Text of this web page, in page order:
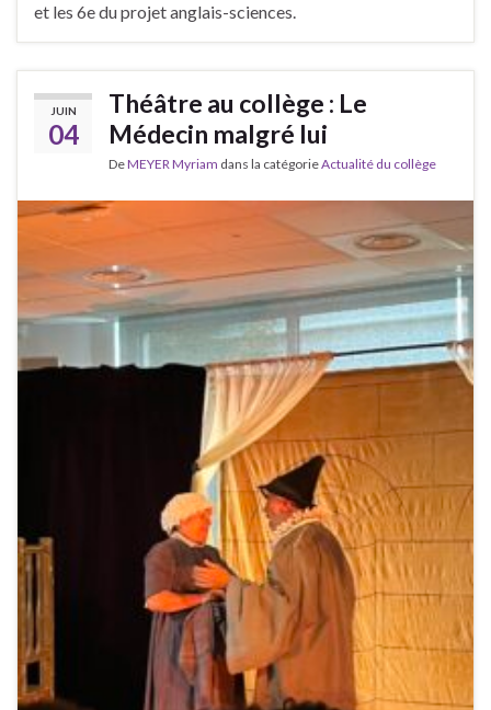
et les 6e du projet anglais-sciences.
JUIN
04
Théâtre au collège : Le
Médecin malgré lui
DeMEYER Myriam dans la catégorieActualité du collège